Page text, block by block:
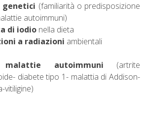
(familiarità o predisposizione
autoimmuni)
di iodio nella dieta
a radiazioni ambientali
autoimmuni (artrite
diabete tipo 1- malattia di Addison-
vitiligine)